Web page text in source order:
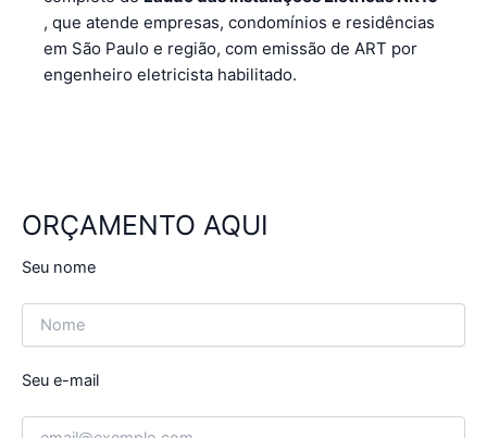
, que atende empresas, condomínios e residências
em São Paulo e região, com emissão de ART por
engenheiro eletricista habilitado.
ORÇAMENTO AQUI
Seu nome
Seu e-mail